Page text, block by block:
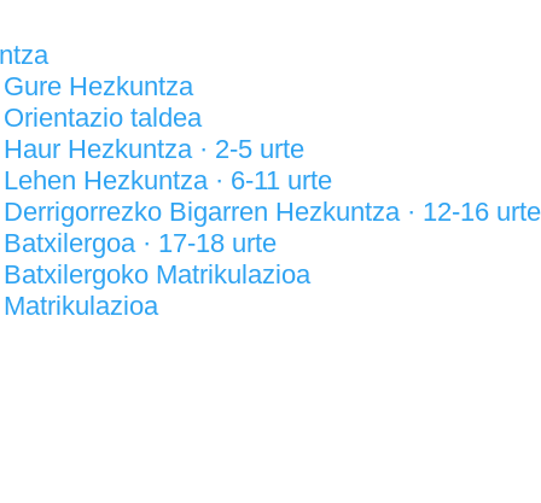
Gure Hezkuntza
Orientazio taldea
Haur Hezkuntza · 2-5 urte
Lehen Hezkuntza · 6-11 urte
Derrigorrezko Bigarren Hezkuntza · 12-16 urte
Batxilergoa · 17-18 urte
Batxilergoko Matrikulazioa
Matrikulazioa